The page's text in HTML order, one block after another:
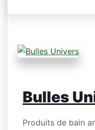
Bulles
Produits de bain